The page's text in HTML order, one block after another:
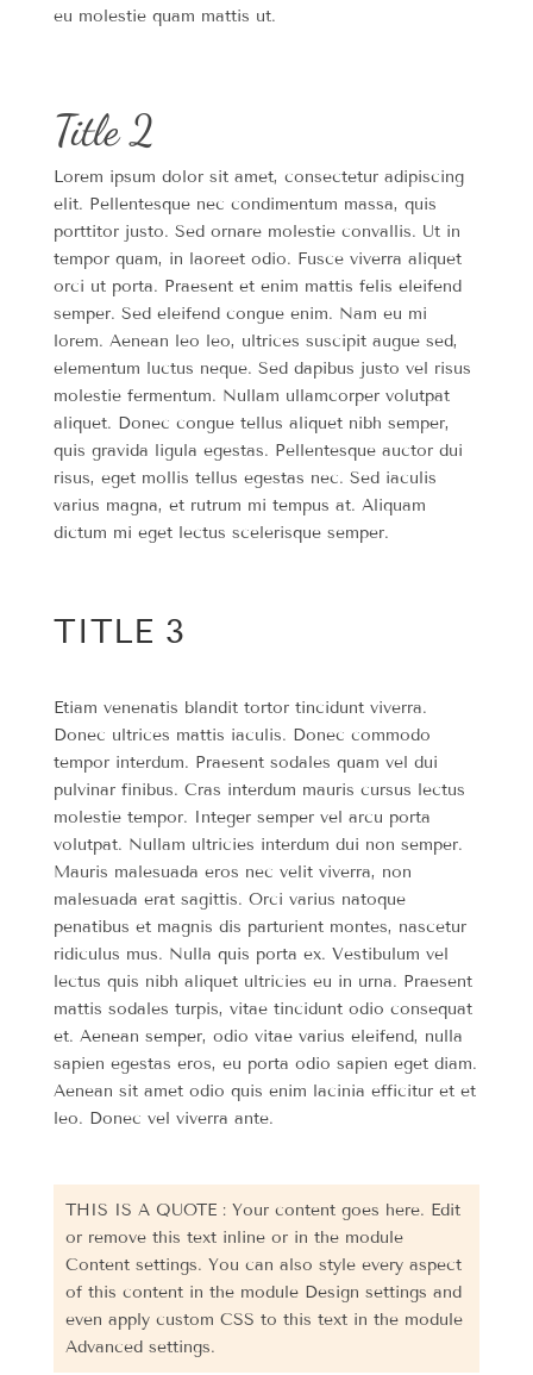
eu molestie quam mattis ut.
Title 2
Lorem ipsum dolor sit amet, consectetur adipiscing
elit. Pellentesque nec condimentum massa, quis
porttitor justo. Sed ornare molestie convallis. Ut in
tempor quam, in laoreet odio. Fusce viverra aliquet
orci ut porta. Praesent et enim mattis felis eleifend
semper. Sed eleifend congue enim. Nam eu mi
lorem. Aenean leo leo, ultrices suscipit augue sed,
elementum luctus neque. Sed dapibus justo vel risus
molestie fermentum. Nullam ullamcorper volutpat
aliquet. Donec congue tellus aliquet nibh semper,
quis gravida ligula egestas. Pellentesque auctor dui
risus, eget mollis tellus egestas nec. Sed iaculis
varius magna, et rutrum mi tempus at. Aliquam
dictum mi eget lectus scelerisque semper.
TITLE 3
Etiam venenatis blandit tortor tincidunt viverra.
Donec ultrices mattis iaculis. Donec commodo
tempor interdum. Praesent sodales quam vel dui
pulvinar finibus. Cras interdum mauris cursus lectus
molestie tempor. Integer semper vel arcu porta
volutpat. Nullam ultricies interdum dui non semper.
Mauris malesuada eros nec velit viverra, non
malesuada erat sagittis. Orci varius natoque
penatibus et magnis dis parturient montes, nascetur
ridiculus mus. Nulla quis porta ex. Vestibulum vel
lectus quis nibh aliquet ultricies eu in urna. Praesent
mattis sodales turpis, vitae tincidunt odio consequat
et. Aenean semper, odio vitae varius eleifend, nulla
sapien egestas eros, eu porta odio sapien eget diam.
Aenean sit amet odio quis enim lacinia efficitur et et
leo. Donec vel viverra ante.
THIS IS A QUOTE : Your content goes here. Edit
or remove this text inline or in the module
Content settings. You can also style every aspect
of this content in the module Design settings and
even apply custom CSS to this text in the module
Advanced settings.